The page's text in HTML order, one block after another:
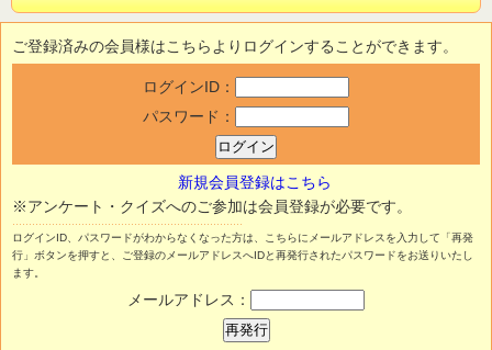
ご登録済みの会員様はこちらよりログインすることができます。
ログインID：
パスワード：
新規会員登録はこちら
※アンケート・クイズへのご参加は会員登録が必要です。
ログインID、パスワードがわからなくなった方は、こちらにメールアドレスを入力して「再発
行」ボタンを押すと、ご登録のメールアドレスへIDと再発行されたパスワードをお送りいたし
ます。
メールアドレス：